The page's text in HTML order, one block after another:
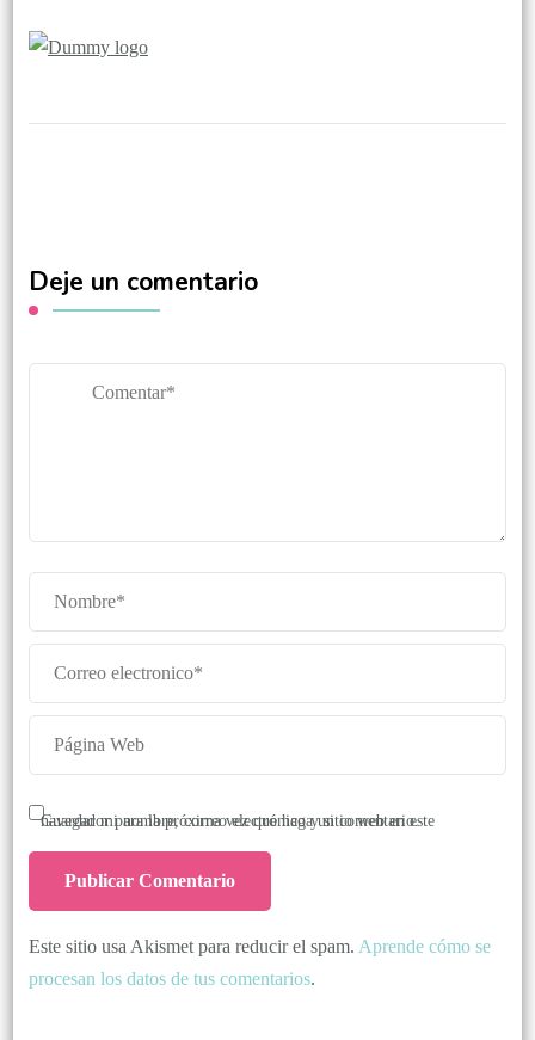
Deje un comentario
Guardar mi nombre, correo electrónico y sitio web en este navegador para la próxima vez que haga un comentario.
Este sitio usa Akismet para reducir el spam. Aprende cómo se
procesan los datos de tus comentarios.